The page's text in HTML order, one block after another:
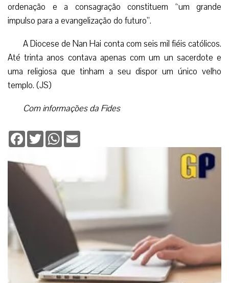
ordenação e a consagração constituem “um grande
impulso para a evangelização do futuro”.
A Diocese de Nan Hai conta com seis mil fiéis católicos.
Até trinta anos contava apenas com um un sacerdote e
uma religiosa que tinham a seu dispor um único velho
templo. (JS)
Com informações da Fides
Facebook
TwitterWhatsApp